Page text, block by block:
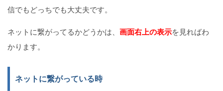
信でもどっちでも大丈夫です。
ネットに繋がってるかどうかは、 画面右上の表示を見ればわ
かります。
ネットに繋がっている時